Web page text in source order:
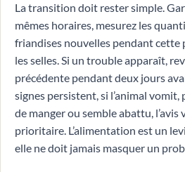
La transition doit rester simple.
mêmes horaires, mesurez les
friandises nouvelles pendant cette
les selles. Si un trouble apparaît,
précédente pendant deux jours
signes persistent, si l’animal vomit,
de manger ou semble abattu,
prioritaire. L’alimentation est un
elle ne doit jamais masquer un